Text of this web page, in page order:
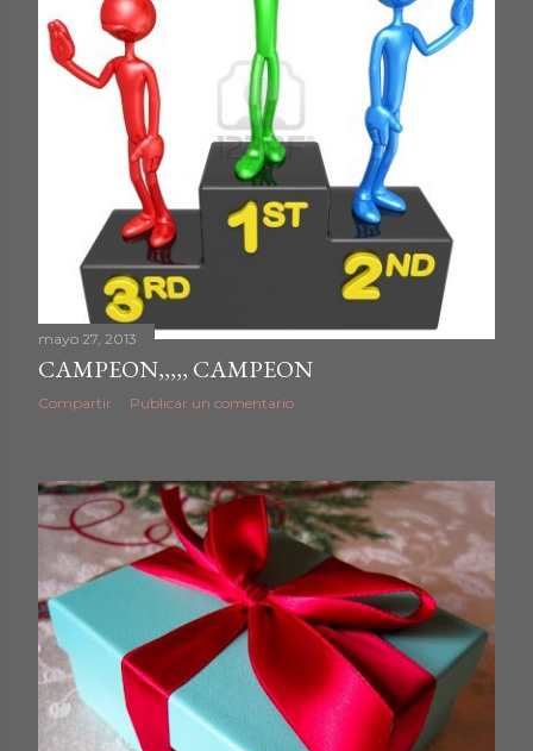
mayo 27, 2013
CAMPEON,,,,, CAMPEON
Compartir Publicar un comentario